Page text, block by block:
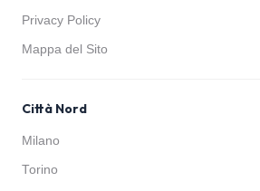
Privacy Policy
Mappa del Sito
Città Nord
Milano
Torino